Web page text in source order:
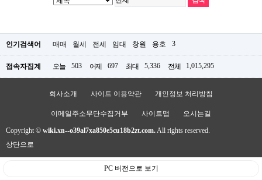
인기검색어 매매 월세 전세 임대 창원 용호 3
접속자집계 오늘 503 어제 697 최대 5,336 전체 1,015,295
회사소개 사이트 이용약관 개인정보 처리방침
이메일주소무단수집거부 사이트맵 오시는길
Copyright © wiki.xn--o39al7xa850e5cu18b2zt.com.All rights reserved.
상단으로
PC 버전으로 보기